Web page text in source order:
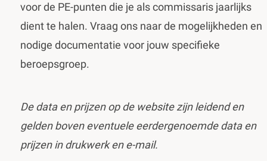
voor de PE-punten die je als commissaris jaarlijks
dient te halen. Vraag ons naar de mogelijkheden en
nodige documentatie voor jouw specifieke
beroepsgroep.
De data en prijzen op de website zijn leidend en
gelden boven eventuele eerdergenoemde data en
prijzen in drukwerk en e-mail.